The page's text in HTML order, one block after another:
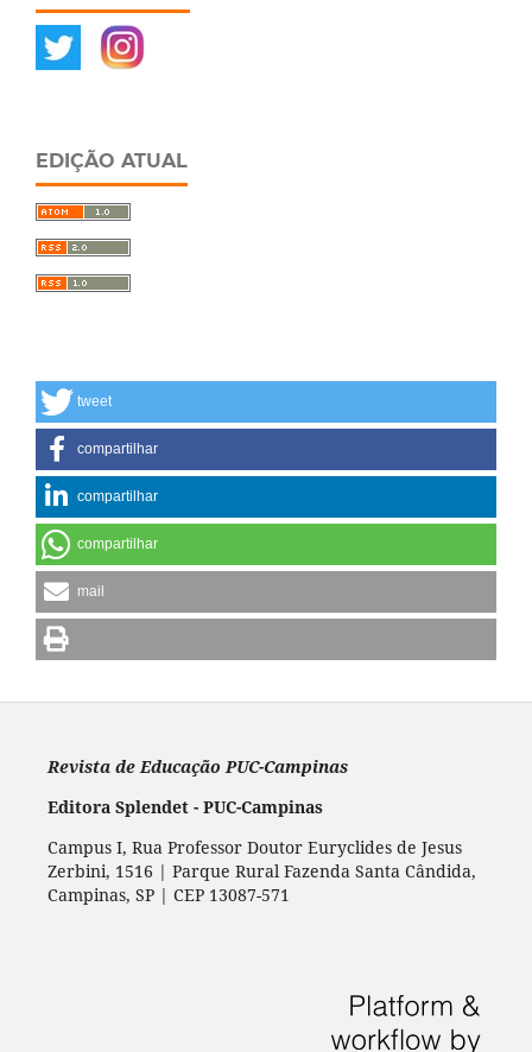
EDIÇÃO ATUAL
tweet
compartilhar
compartilhar
compartilhar
mail
Revista de Educação PUC-Campinas
Editora Splendet - PUC-Campinas
Campus I, Rua Professor Doutor Euryclides de Jesus
Zerbini, 1516 | Parque Rural Fazenda Santa Cândida,
Campinas, SP | CEP 13087-571